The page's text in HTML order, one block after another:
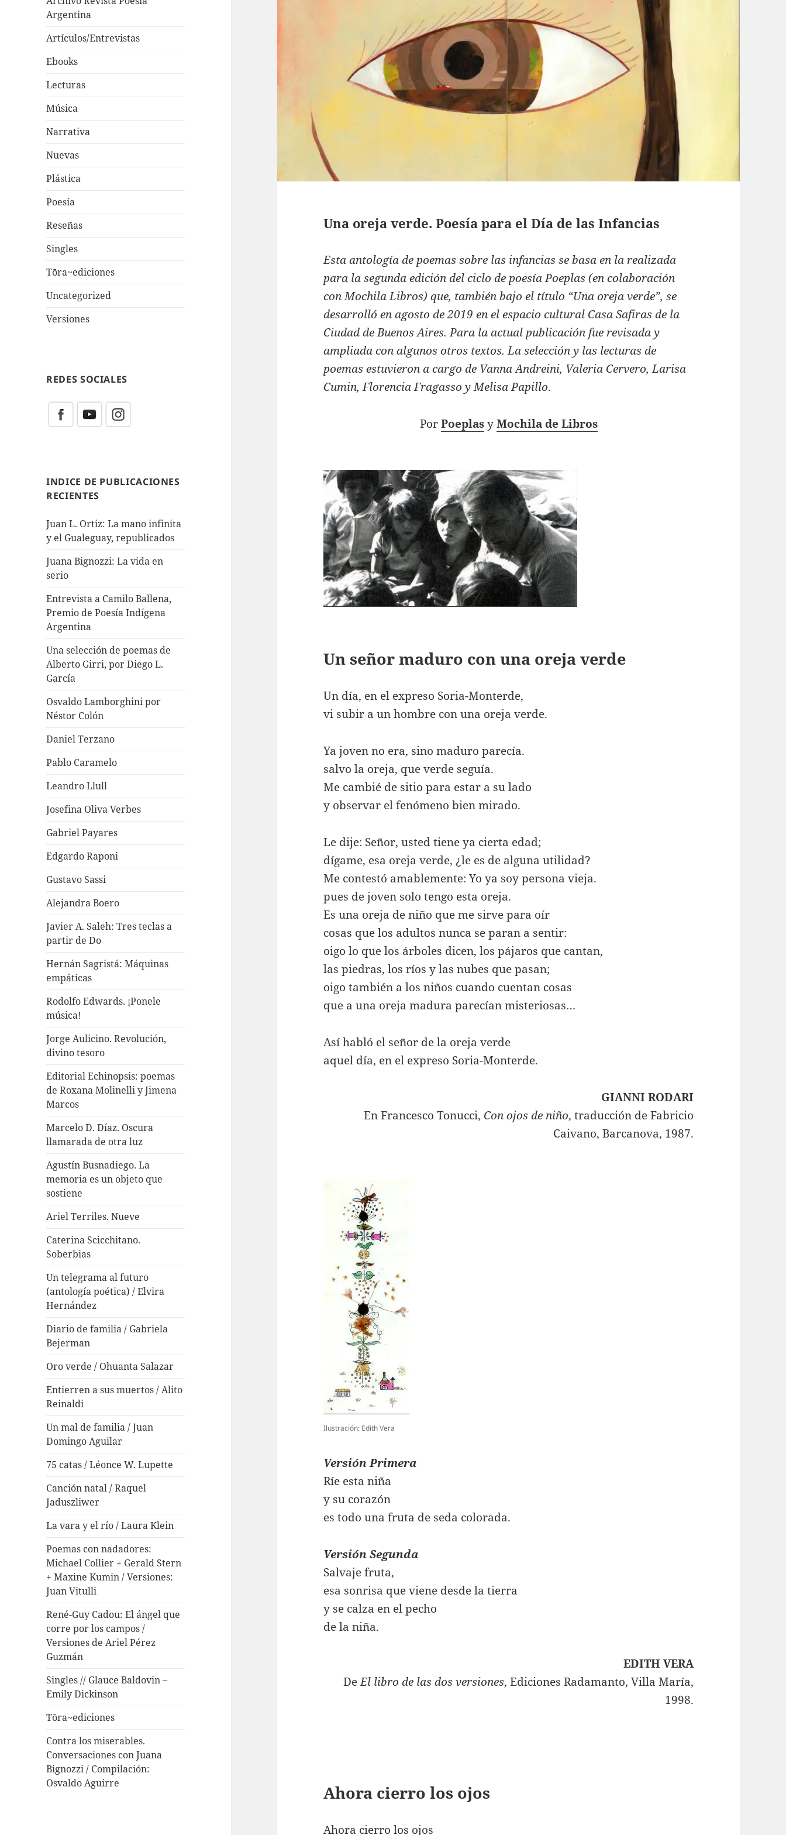
Argentina
Artículos/Entrevistas
Ebooks
Lecturas
Música
Narrativa
Nuevas
Plástica
Poesía
Reseñas
Singles
Tōra~ediciones
Uncategorized
Versiones
REDES SOCIALES
INDICE DE PUBLICACIONES
RECIENTES
Juan L. Ortiz: La mano infinita
y el Gualeguay, republicados
Juana Bignozzi: La vida en
serio
Entrevista a Camilo Ballena,
Premio de Poesía Indígena
Argentina
Una selección de poemas de
Alberto Girri, por Diego L.
García
Osvaldo Lamborghini por
Néstor Colón
Daniel Terzano
Pablo Caramelo
Leandro Llull
Josefina Oliva Verbes
Gabriel Payares
Edgardo Raponi
Gustavo Sassi
Alejandra Boero
Javier A. Saleh: Tres teclas a
partir de Do
Hernán Sagristá: Máquinas
empáticas
Rodolfo Edwards. ¡Ponele
música!
Jorge Aulicino. Revolución,
divino tesoro
Editorial Echinopsis: poemas
de Roxana Molinelli y Jimena
Marcos
Marcelo D. Díaz. Oscura
llamarada de otra luz
Agustín Busnadiego. La
memoria es un objeto que
sostiene
Ariel Terriles. Nueve
Caterina Scicchitano.
Soberbias
Un telegrama al futuro
(antología poética) / Elvira
Hernández
Diario de familia / Gabriela
Bejerman
Oro verde / Ohuanta Salazar
Entierren a sus muertos / Alito
Reinaldi
Un mal de familia / Juan
Domingo Aguilar
75 catas / Léonce W. Lupette
Canción natal / Raquel
Jaduszliwer
La vara y el río / Laura Klein
Poemas con nadadores:
Michael Collier + Gerald Stern
+ Maxine Kumin / Versiones:
Juan Vitulli
René-Guy Cadou: El ángel que
corre por los campos /
Versiones de Ariel Pérez
Guzmán
Singles // Glauce Baldovin –
Emily Dickinson
Tōra~ediciones
Contra los miserables.
Conversaciones con Juana
Bignozzi / Compilación:
Osvaldo Aguirre
Una oreja verde. Poesía para el Día de las Infancias
Esta antología de poemas sobre las infancias se basa en la realizada
para la segunda edición del ciclo de poesía Poeplas (en colaboración
con Mochila Libros) que, también bajo el título “Una oreja verde”, se
desarrolló en agosto de 2019 en el espacio cultural Casa Safiras de la
Ciudad de Buenos Aires. Para la actual publicación fue revisada y
ampliada con algunos otros textos. La selección y las lecturas de
poemas estuvieron a cargo de Vanna Andreini, Valeria Cervero, Larisa
Cumin, Florencia Fragasso y Melisa Papillo.
Por Poeplas y Mochila de Libros
Un señor maduro con una oreja verde
Un día, en el expreso Soria-Monterde,
vi subir a un hombre con una oreja verde.
Ya joven no era, sino maduro parecía.
salvo la oreja, que verde seguía.
Me cambié de sitio para estar a su lado
y observar el fenómeno bien mirado.
Le dije: Señor, usted tiene ya cierta edad;
dígame, esa oreja verde, ¿le es de alguna utilidad?
Me contestó amablemente: Yo ya soy persona vieja.
pues de joven solo tengo esta oreja.
Es una oreja de niño que me sirve para oír
cosas que los adultos nunca se paran a sentir:
oigo lo que los árboles dicen, los pájaros que cantan,
las piedras, los ríos y las nubes que pasan;
oigo también a los niños cuando cuentan cosas
que a una oreja madura parecían misteriosas…
Así habló el señor de la oreja verde
aquel día, en el expreso Soria-Monterde.
GIANNI RODARI
En Francesco Tonucci, Con ojos de niño, traducción de Fabricio
Caivano, Barcanova, 1987.
Ilustración: Edith Vera
Versión Primera
Ríe esta niña
y su corazón
es todo una fruta de seda colorada.
Versión Segunda
Salvaje fruta,
esa sonrisa que viene desde la tierra
y se calza en el pecho
de la niña.
EDITH VERA
DeEl libro de las dos versiones, Ediciones Radamanto, Villa María,
1998.
Ahora cierro los ojos
Ahora cierro los ojos